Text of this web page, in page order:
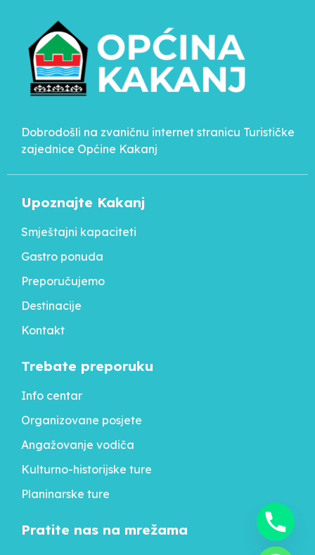
Dobrodošli na zvaničnu internet stranicu Turističke
zajednice Općine Kakanj
Upoznajte Kakanj
Smještajni kapaciteti
Gastro ponuda
Preporučujemo
Destinacije
Kontakt
Trebate preporuku
Info centar
Organizovane posjete
Angažovanje vodiča
Kulturno-historijske ture
Planinarske ture
Pratite nas na mrežama